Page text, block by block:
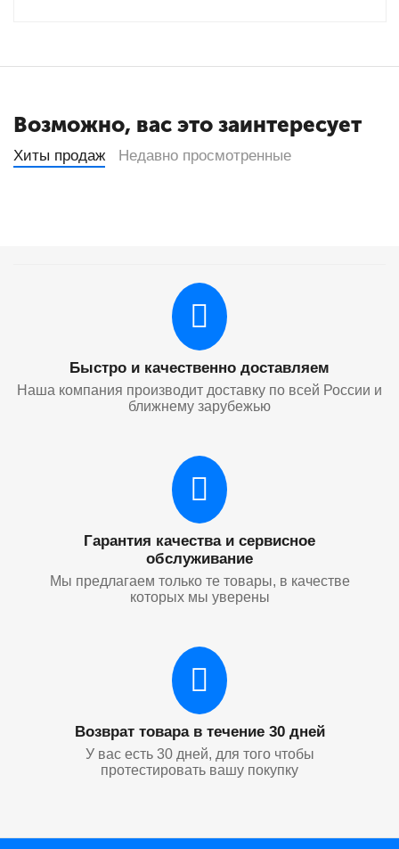
Возможно, вас это заинтересует
Хиты продаж Недавно просмотренные
Быстро и качественно доставляем
Наша компания производит доставку по всей России и
ближнему зарубежью
Гарантия качества и сервисное
обслуживание
Мы предлагаем только те товары, в качестве
которых мы уверены
Возврат товара в течение 30 дней
У вас есть 30 дней, для того чтобы
протестировать вашу покупку